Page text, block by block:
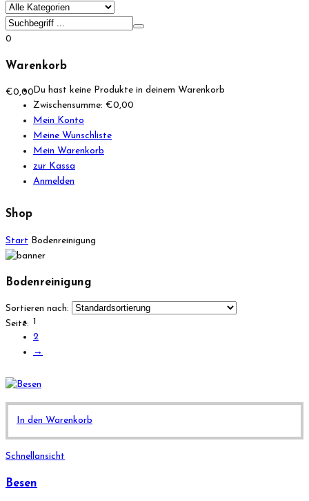
0
Warenkorb
€0,00Du hast keine Produkte in deinem Warenkorb
Zwischensumme: €0,00
Mein Konto
Meine Wunschliste
Mein Warenkorb
zur Kassa
Anmelden
Shop
Start Bodenreinigung
Bodenreinigung
Sortieren nach:
Seite: 1
2
→
In den Warenkorb
Schnellansicht
Besen